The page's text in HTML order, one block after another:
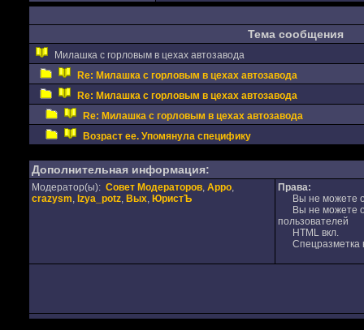
Тема сообщения
Милашка с горловым в цехах автозавода
Re: Милашка с горловым в цехах автозавода
Re: Милашка с горловым в цехах автозавода
Re: Милашка с горловым в цехах автозавода
Возраст ее. Упомянула специфику
Дополнительная информация:
Модератор(ы): Совет Модераторов, Appo,
crazysm, Izya_potz, Вых, ЮристЪ
Права:
Вы не можете
Вы не можете
пользователей
HTML вкл.
Спецразметка